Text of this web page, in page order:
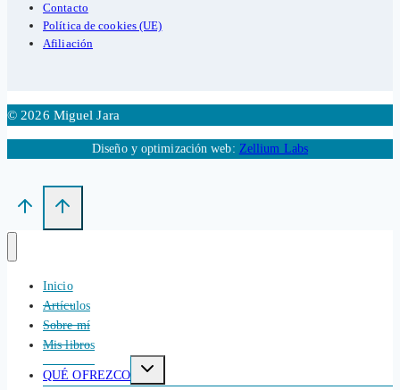
Contacto
Política de cookies (UE)
Afiliación
© 2026 Miguel Jara
Diseño y optimización web: Zellium Labs
Inicio
Artículos
Sobre mí
Mis libros
QUÉ OFREZCO
Alternar